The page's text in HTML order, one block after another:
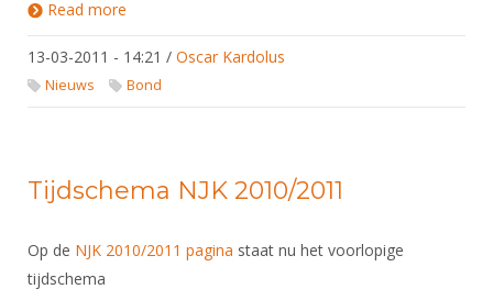
Read more
13-03-2011 - 14:21 / Oscar Kardolus
Nieuws Bond
Tijdschema NJK 2010/2011
Op de NJK 2010/2011 pagina staat nu het voorlopige
tijdschema